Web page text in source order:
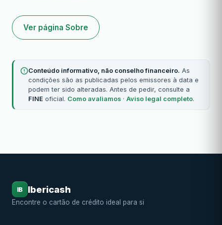
Ver página Sobre
Conteúdo informativo, não conselho financeiro. As
condições são as publicadas pelos emissores à data e
podem ter sido alteradas. Antes de pedir, consulte a
FINE oficial. Como avaliamos · Aviso legal completo.
IB Ibericash
Encontre o cartão de crédito ideal para si